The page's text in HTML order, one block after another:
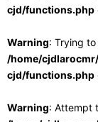
cjd/functions.php
Warning: Trying
/home/
cjd/functions.php
Warning: Attempt